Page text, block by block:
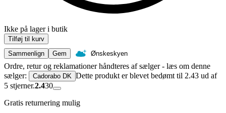
Ikke på lager i butik
Tilføj til kurv
Sammenlign
Gem Ønskeskyen
Ordre, retur og reklamationer håndteres af sælger - læs om denne
sælger:
Cadorabo DK Dette produkt er blevet bedømt til 2.43 ud af
5 stjerner.2.430
Gratis returnering mulig